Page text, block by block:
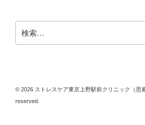
索:
© 2026 ストレスケア東京上野駅前クリニック（思
reserved.